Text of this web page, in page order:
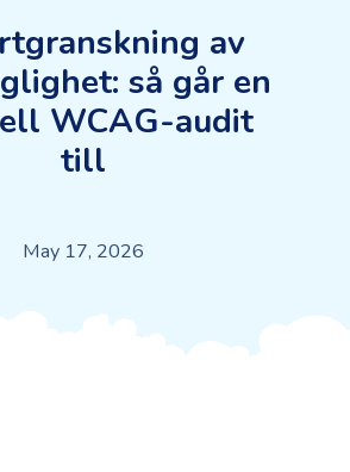
av
så går en
WCAG-audit
till
May 17, 2026